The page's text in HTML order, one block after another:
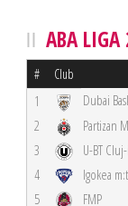
ABA
# Club
1 Dubai
2
Partizan
3
U-BT
4
Igokea
5
FMP